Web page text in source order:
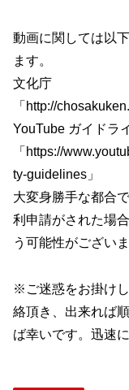
動画に関しては以
ます。
文化庁
「http://
YouTube ガイドラ
「https://
ty-guidelines」
大変身勝手な都合
利申請がされた場
う可能性がございま
※ご迷惑をお掛け
絡頂き、出来れば
ば幸いです。迅速